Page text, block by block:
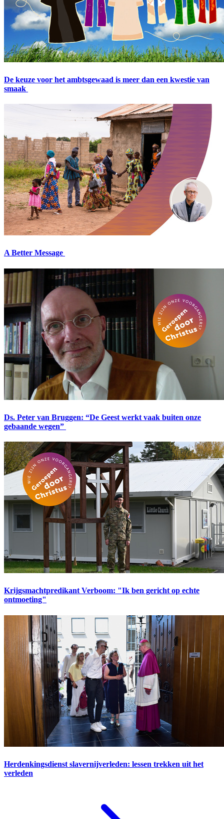
De keuze voor het ambtsgewaad is meer dan een kwestie van
smaak
A Better Message
Ds. Peter van Bruggen: “De Geest werkt vaak buiten onze
gebaande wegen”
Krijgsmachtpredikant Verboom: "Ik ben gericht op echte
ontmoeting"
Herdenkingsdienst slavernijverleden: lessen trekken uit het
verleden